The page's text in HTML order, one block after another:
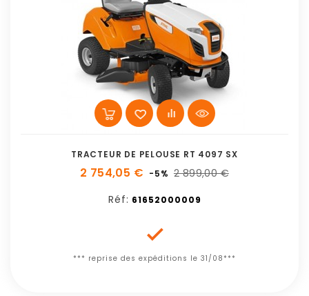
TRACTEUR DE PELOUSE RT 4097 SX
2 754,05 € -5% 2 899,00 €
Réf: 61652000009

*** reprise des expéditions le 31/08***